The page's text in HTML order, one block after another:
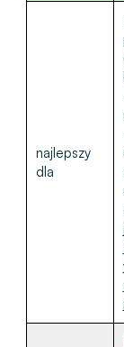
najlepszy
dla